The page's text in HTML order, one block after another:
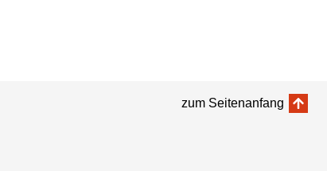
zum Seitenanfang